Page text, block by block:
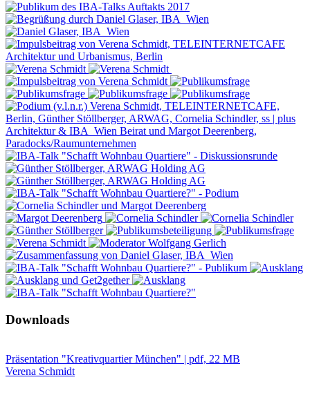
Downloads
Präsentation "Kreativquartier München" | pdf, 22 MB
Verena Schmidt